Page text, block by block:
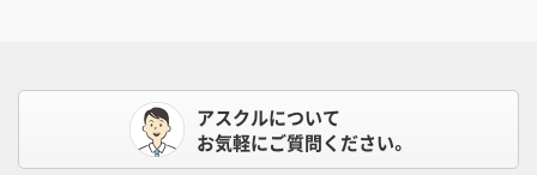
アスクルについて
お気軽にご質問ください。